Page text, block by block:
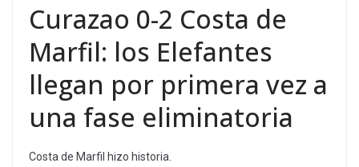
Curazao 0-2 Costa de
Marfil: los Elefantes
llegan por primera vez a
una fase eliminatoria
Costa de Marfil hizo historia.